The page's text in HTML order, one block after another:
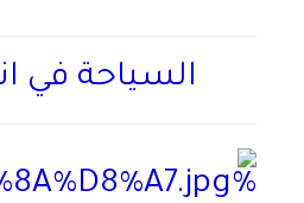
السياحة في